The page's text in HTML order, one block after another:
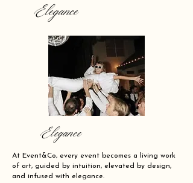
Elegance
Elegance
At Event&Co, every event becomes a living work
of art, guided by intuition, elevated by design,
and infused with elegance.